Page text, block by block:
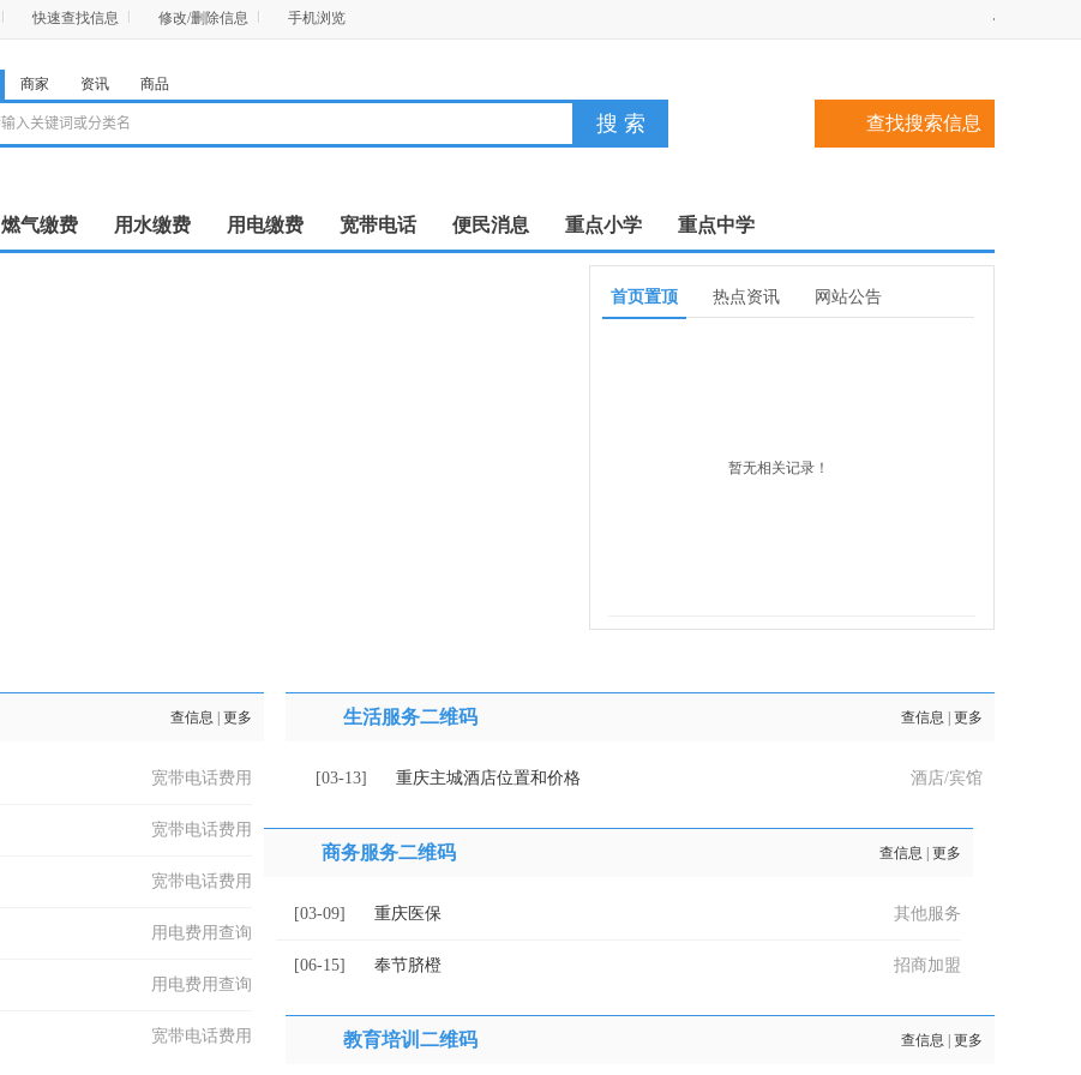
快速查找信息 修改/删除信息 手机浏览
查找搜索信息
商家 资讯 商品
燃气缴费 用水缴费 用电缴费 宽带电话 便民消息 重点小学 重点中学
首页置顶 热点资讯 网站公告
暂无相关记录！
查信息 更多
宽带电话费用
宽带电话费用
宽带电话费用
用电费用查询
用电费用查询
宽带电话费用
生活服务二维码 查信息 更多
[03-13] 重庆主城酒店位置和价格 酒店/宾馆
商务服务二维码 查信息 更多
[03-09] 重庆医保 其他服务
[06-15] 奉节脐橙 招商加盟
教育培训二维码 查信息 更多